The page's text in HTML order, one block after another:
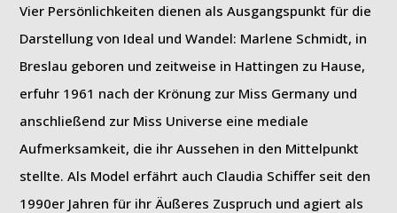
Vier Persönlichkeiten dienen als Ausgangspunkt für die
Darstellung von Ideal und Wandel: Marlene Schmidt, in
Breslau geboren und zeitweise in Hattingen zu Hause,
erfuhr 1961 nach der Krönung zur Miss Germany und
anschließend zur Miss Universe eine mediale
Aufmerksamkeit, die ihr Aussehen in den Mittelpunkt
stellte. Als Model erfährt auch Claudia Schiffer seit den
1990er Jahren für ihr Äußeres Zuspruch und agiert als